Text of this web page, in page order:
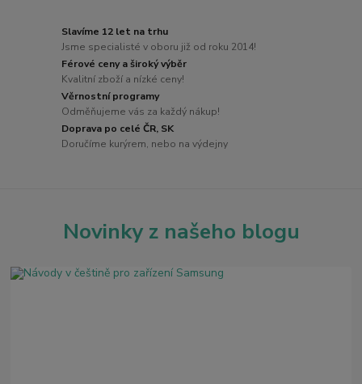
Slavíme 12 let na trhu
Jsme specialisté v oboru již od roku 2014!
Férové ceny a široký výběr
Kvalitní zboží a nízké ceny!
Věrnostní programy
Odměňujeme vás za každý nákup!
Doprava po celé ČR, SK
Doručíme kurýrem, nebo na výdejny
Novinky z našeho blogu